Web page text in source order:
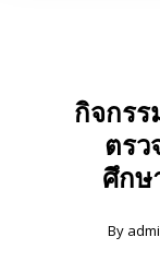
กิจกรร
ตร
ศึกษ
By